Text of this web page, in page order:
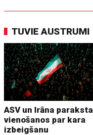
TUVIE AUSTRUMI
ASV un Irāna paraksta
vienošanos par kara
izbeigšanu